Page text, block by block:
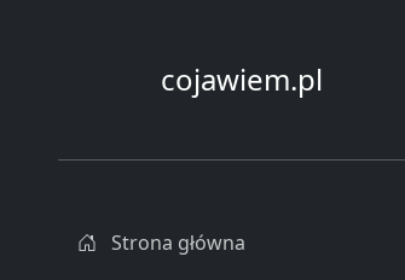
cojawiem.pl
Strona główna